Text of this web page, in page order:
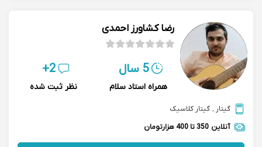
رضا کشاورز احمدی
5 سال
همراه استاد سلام
2+
نظر ثبت شده
گیتار , گیتار کلاسیک
آنلاین 350 تا 400 هزارتومان